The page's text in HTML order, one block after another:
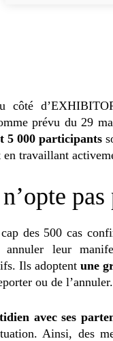
côté
prévu du 29
5 000 participants
travaillant
pas
des 500 cas
leur
Ils adoptent une
ou de l’annuler.
avec ses
Ainsi, des